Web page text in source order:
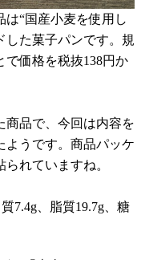
“国産小麦を使用し
した菓子パンです。規
で価格を税抜138円か
商品で、今回は内容を
ようです。商品パッケ
れていますね。
7.4g、脂質19.7g、糖